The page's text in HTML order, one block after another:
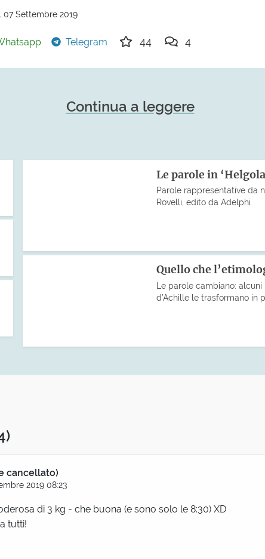
Settembre 2019
Telegram 44 4
Continua a leggere
Le parole in
Parole rappresentative da
Rovelli, edito da Adelphi
Quello che
Le parole cambiano:
d’Achille le trasformano in
cancellato)
2019 08:23
di 3 kg - che buona (e sono solo le 8:30) XD
tutti!